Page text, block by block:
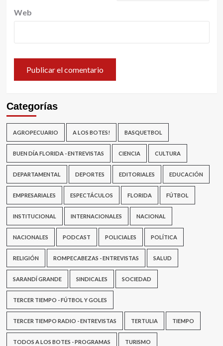
Web
Categorías
AGROPECUARIO A LOS BOTES! BASQUETBOL
BUEN DÍA FLORIDA - ENTREVISTAS CIENCIA CULTURA
DEPARTAMENTAL DEPORTES EDITORIALES EDUCACIÓN
EMPRESARIALES ESPECTÁCULOS FLORIDA FÚTBOL
INSTITUCIONAL INTERNACIONALES NACIONAL
NACIONALES PODCAST POLICIALES POLÍTICA
RELIGIÓN ROMPECABEZAS - ENTREVISTAS SALUD
SARANDÍ GRANDE SINDICALES SOCIEDAD
TERCER TIEMPO - FÚTBOL Y GOLES
TERCER TIEMPO RADIO - ENTREVISTAS TERTULIA TIEMPO
TODOS A LOS BOTES - PROGRAMAS TURISMO